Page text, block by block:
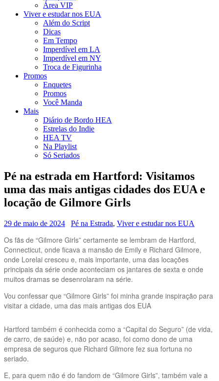
Área VIP
Viver e estudar nos EUA
Além do Script
Dicas
Em Tempo
Imperdível em LA
Imperdível em NY
Troca de Figurinha
Promos
Enquetes
Promos
Você Manda
Mais
Diário de Bordo HEA
Estrelas do Indie
HEA TV
Na Playlist
Só Seriados
Pé na estrada em Hartford: Visitamos
uma das mais antigas cidades dos EUA e
locação de Gilmore Girls
29 de maio de 2024 Pé na Estrada, Viver e estudar nos EUA
Os fãs de “Gilmore Girls” certamente se lembram de Hartford,
Connecticut, onde ficava a mansão de Emily e Richard Gilmore,
onde Lorelai cresceu e, mais importante, uma das locações
principais da série onde aconteciam os jantares de sexta e onde
muitos dramas se desenrolaram na série.
Vou confessar que “Gilmore Girls” foi minha grande inspiração para
visitar a cidade, uma das mais antigas dos EUA
Hartford também é conhecida como a “Capital do Seguro” (de vida,
de carro, de saúde) e, não por acaso, foi como dono de uma
empresa de seguros que Richard Gilmore fez sua fortuna no
seriado.
E, para quem não é do fandom de “Gilmore Girls”, também vale a